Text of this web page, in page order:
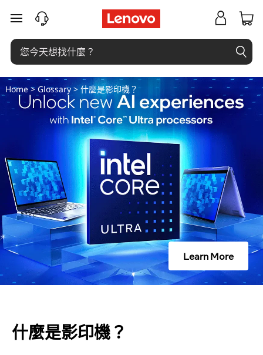
什
麼
是
影
印
？
跳至主要內容
Home> Glossary> 什麼是影印機？
Learn More
什麼是影印機？